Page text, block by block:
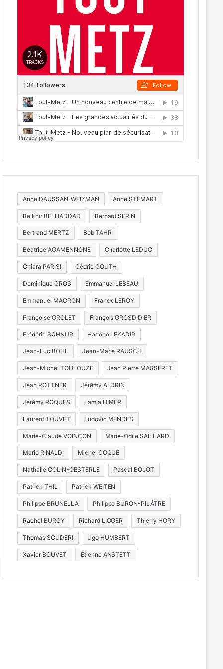
Anne DAUSSAN-WEIZMAN Anne STÉMART
Belkhir BELHADDAD Bernard SERIN
Bertrand MERTZ Bob TAHRI
Béatrice AGAMENNONE Charlotte LEDUC
Chiara PARISI Cédric GOUTH
Dominique GROS Emmanuel LEBEAU
Emmanuel MACRON Franck LEROY
Françoise GROLET François GROSDIDIER
Frédéric SCHNUR Hacène LEKADIR
Jean-Luc BOHL Jean-Marie RAUSCH
Jean-Michel TOULOUZE Jean Pierre MASSERET
Jean ROTTNER Jérémy ALDRIN
Jérémy ROQUES Lamia HIMER
Laurent TOUVET Ludovic MENDES
Marie-Claude VOINÇON Marie-Odile SAILLARD
Mario RINALDI Michel COQUÉ
Nathalie COLIN-OESTERLE Pascal BOLOT
Patrick THIL Patrick WEITEN
Philippe BRUNELLA Philippe BURON-PILÂTRE
Rachel BURGY Richard LIOGER Thierry HORY
Thomas SCUDERI Ugo HUMBERT
Xavier BOUVET Étienne ANSTETT